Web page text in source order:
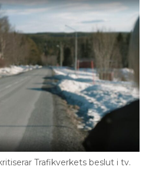
Trafikverkets beslut i tv.